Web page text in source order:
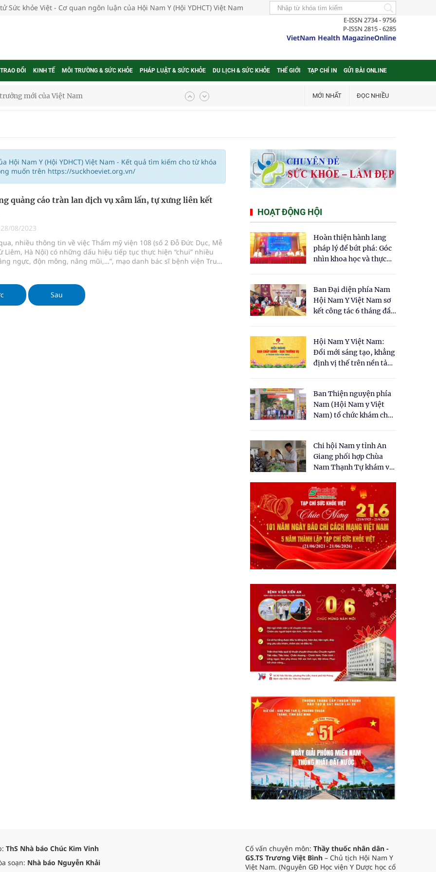
Sức khỏe Việt - Cơ quan ngôn luận của Hội Nam Y (Hội YDHCT) Việt Nam
E-ISSN 2734 - 9756
P-ISSN 2815 - 6285
VietNam Health MagazineOnline
ĐỔI KINH TẾ MÔI TRƯỜNG & SỨC KHỎE PHÁP LUẬT & SỨC KHỎE DU LỊCH & SỨC KHỎE THẾ GIỚI TẠP CHÍ IN GỬI BÀI ONLINE
mới của Việt Nam
lực cho môi trường và cộng đồng
bảo hiểm y tế nếu không đăng ký khám theo yêu
riêng 2026
cấp cứu, điều trị đột quỵ
lại khai thác vào ngày 19/8
MỚI NHẤT ĐỌC NHIỀU
Hội Nam Y (Hội YDHCT) Việt Nam - Kết quả tìm kiếm cho từ khóa
muốn trên https://suckhoeviet.org.vn/
quảng cáo tràn lan dịch vụ xâm lấn, tự xưng liên kết
28/08/2023
nhiều thông tin về việc Thẩm mỹ viện 108 (số 2 Đỗ Đức Dục, Mễ
Liêm, Hà Nội) có những dấu hiệu tiếp tục thực hiện “chui” nhiều
ngực, độn mông, nâng mũi,…”, mạo danh bác sĩ bệnh viện Trung
Sau
HOẠT ĐỘNG HỘI
Hoàn thiện hành lang
pháp lý để bứt phá: Góc
nhìn khoa học và thực
cho Luật Y dược cổ
truyền Việt Nam"
Ban Đại diện phía Nam
Hội Nam Y Việt Nam sơ
kết công tác 6 tháng đầu
Hội Nam Y Việt Nam:
Đổi mới sáng tạo, khẳng
định vị thế trên nền tảng
Ban Thiện nguyện phía
Nam (Hội Nam y Việt
Nam) tổ chức khám chữa
dân tại xã Tân Tập
Chi hội Nam y tỉnh An
Giang phối hợp Chùa
Nam Thạnh Tự khám và
nhân dân
ThS Nhà báo Chúc Kim Vinh
soạn: Nhà báo Nguyễn Khải
Cố vấn chuyên môn: Thầy thuốc nhân dân -
GS.TS Trương Việt Bình – Chủ tịch Hội Nam Y
Việt Nam. (Nguyên GĐ Học viện Y Dược học cổ